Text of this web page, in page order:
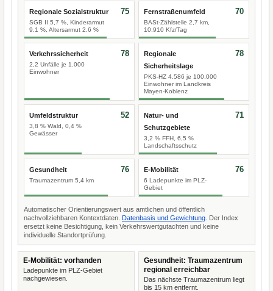
Regionale Sozialstruktur
SGB II 5,7 %, Kinderarmut
9,1 %, Altersarmut 2,6 %
75 Fernstraßenumfeld
BASt-Zählstelle 2,7 km,
10.910 Kfz/Tag
70
Verkehrssicherheit
2,2 Unfälle je 1.000
Einwohner
78
Regionale
Sicherheitslage
PKS-HZ 4.586 je 100.000
Einwohner im Landkreis
Mayen-Koblenz
78
Umfeldstruktur
3,8 % Wald, 0,4 %
Gewässer
52
Natur- und
Schutzgebiete
3,2 % FFH, 6,5 %
Landschaftsschutz
71
Gesundheit
Traumazentrum 5,4 km
76 E-Mobilität
6 Ladepunkte im PLZ-
Gebiet
76
Automatischer Orientierungswert aus amtlichen und öffentlich
nachvollziehbaren Kontextdaten. Datenbasis und Gewichtung . Der Index
ersetzt keine Besichtigung, kein Verkehrswertgutachten und keine
individuelle Standortprüfung.
E-Mobilität: vorhanden
Ladepunkte im PLZ-Gebiet
nachgewiesen.
Gesundheit: Traumazentrum
regional erreichbar
Das nächste Traumazentrum liegt
bis 15 km entfernt.